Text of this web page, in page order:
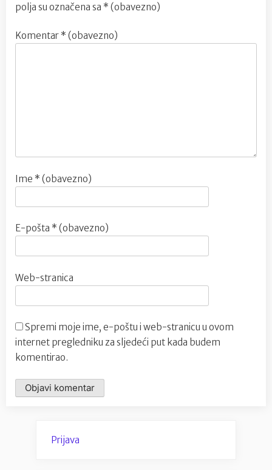
polja su označena sa * (obavezno)
Komentar * (obavezno)
Ime * (obavezno)
E-pošta * (obavezno)
Web-stranica
Spremi moje ime, e-poštu i web-stranicu u ovom
internet pregledniku za sljedeći put kada budem
komentirao.
Prijava